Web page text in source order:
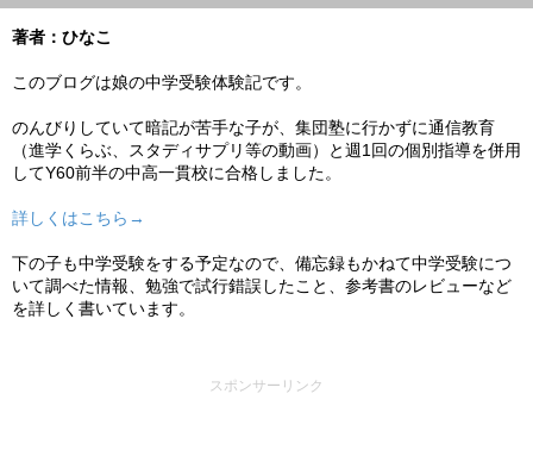
著者：ひなこ
このブログは娘の中学受験体験記です。
のんびりしていて暗記が苦手な子が、集団塾に行かずに通信教育
（進学くらぶ、スタディサプリ等の動画）と週1回の個別指導を併用
してY60前半の中高一貫校に合格しました。
詳しくはこちら→
下の子も中学受験をする予定なので、備忘録もかねて中学受験につ
いて調べた情報、勉強で試行錯誤したこと、参考書のレビューなど
を詳しく書いています。
スポンサーリンク